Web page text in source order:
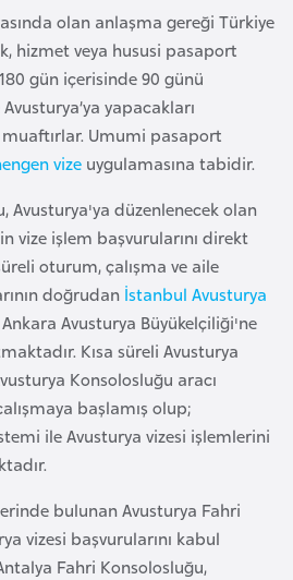
olan anlaşma gereği Türkiye
hizmet veya hususi pasaport
gün içerisinde 90 günü
yapacakları
Umumi pasaport
vize uygulamasına tabidir.
Avusturya'ya düzenlenecek olan
vize işlem başvurularını direkt
oturum, çalışma ve aile
doğrudan İstanbul Avusturya
Avusturya Büyükelçiliği'ne
Kısa süreli Avusturya
Konsolosluğu aracı
başlamış olup;
ile Avusturya vizesi işlemlerini
bulunan Avusturya Fahri
vizesi başvurularını kabul
Fahri Konsolosluğu,